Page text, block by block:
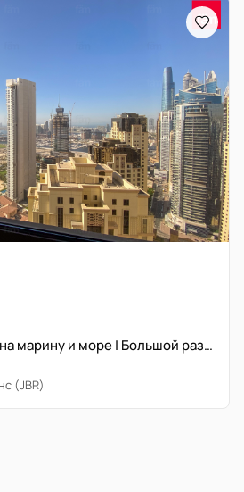
Высокий этаж | Вид на марину и море | Большой размер
(JBR)